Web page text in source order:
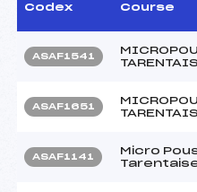
Codex Course
ASAF1541
ASAF1651
ASAF1141
Micro